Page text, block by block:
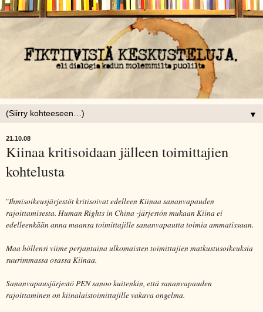
▼
21.10.08
Kiinaa kritisoidaan jälleen toimittajien
kohtelusta
"Ihmisoikeusjärjestöt kritisoivat edelleen Kiinaa sananvapauden
rajoittamisesta. Human Rights in China -järjestön mukaan Kiina ei
edelleenkään anna maansa toimittajille sananvapautta toimia ammatissaan.
Maa höllensi viime perjantaina ulkomaisten toimittajien matkustusoikeuksia
suurimmassa osassa Kiinaa.
Sananvapausjärjestö PEN sanoo kuitenkin, että sananvapauden
rajoittaminen on kiinalaistoimittajille vakava ongelma.